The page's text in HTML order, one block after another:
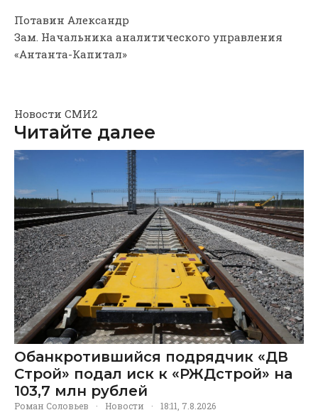
Потавин Александр
Зам. Начальника аналитического управления
«Антанта-Капитал»
Новости СМИ2
Читайте далее
Обанкротившийся подрядчик «ДВ
Строй» подал иск к «РЖДстрой» на
103,7 млн рублей
Роман Соловьев · Новости · 18:11, 7.8.2026